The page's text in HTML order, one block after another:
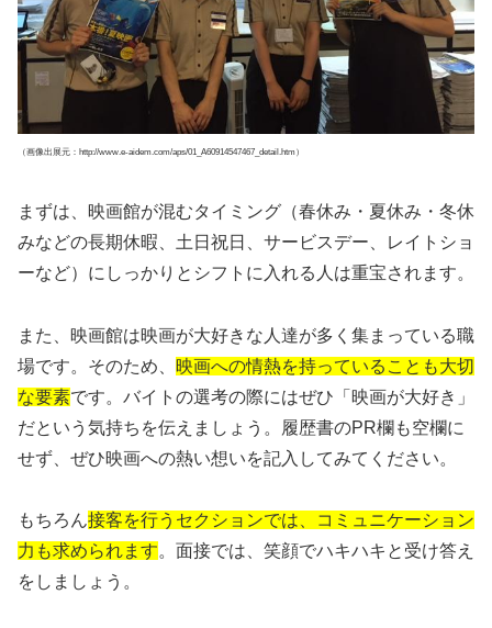
（画像出展元：http://www.e-aidem.com/aps/01_A60914547467_detail.htm）
まずは、映画館が混むタイミング（春休み・夏休み・冬休
みなどの長期休暇、土日祝日、サービスデー、レイトショ
ーなど）にしっかりとシフトに入れる人は重宝されます。
また、映画館は映画が大好きな人達が多く集まっている職
場です。そのため、 映画への情熱を持っていることも大切
な要素です。バイトの選考の際にはぜひ「映画が大好き」
だという気持ちを伝えましょう。履歴書のPR欄も空欄に
せず、ぜひ映画への熱い想いを記入してみてください。
もちろん接客を行うセクションでは、コミュニケーション
力も求められます。面接では、笑顔でハキハキと受け答え
をしましょう。